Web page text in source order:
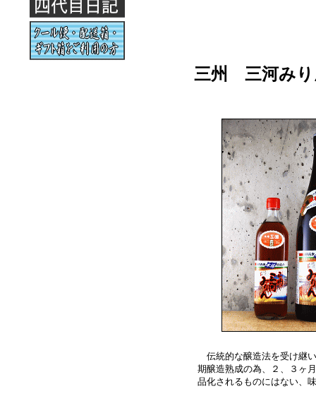
三州 三河みり
伝統的な醸造法を受け継
期醸造熟成の為、２、３ヶ
品化されるものにはない、